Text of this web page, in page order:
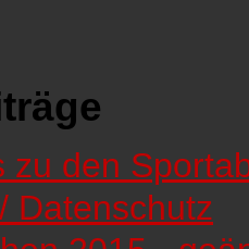
zu den
Datenschutz